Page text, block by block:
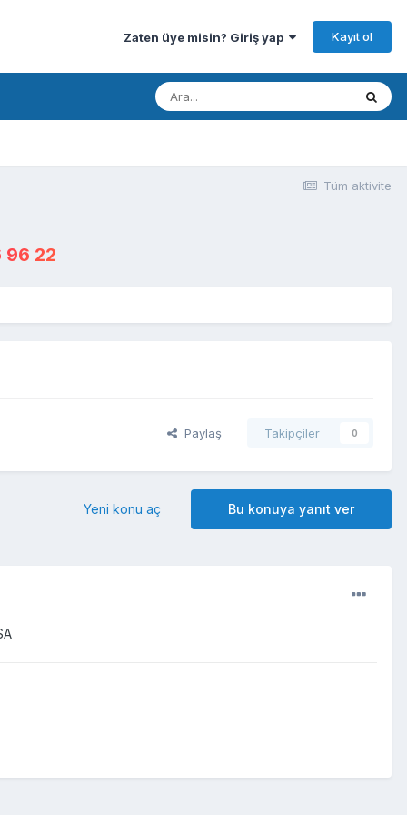
Zaten üye misin? Giriş yap Kayıt ol
Tüm aktivite
96 22
Paylaş Takipçiler 0
Bu konuya yanıt ver
Yeni konu aç